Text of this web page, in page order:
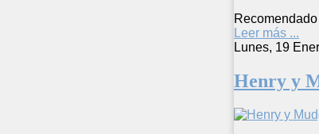
Leer más ...
Lunes, 19
Henry y